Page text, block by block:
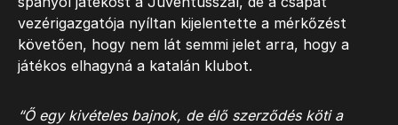
vezérigazgatója nyíltan kijelentette a mérkőzést
követően, hogy nem lát semmi jelet arra, hogy a
játékos elhagyná a katalán klubot.
“Ő egy kivételes bajnok, de élő szerződés köti a